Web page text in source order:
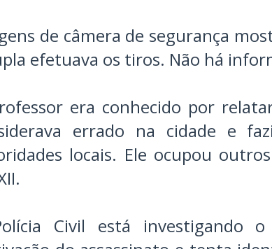
de câmera de segurança
efetuava os tiros. Não há
era conhecido por
errado na cidade e
locais. Ele ocupou
Civil está investigando